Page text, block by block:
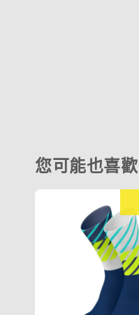
您可能也喜歡